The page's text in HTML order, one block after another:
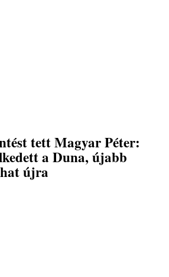
tett Magyar Péter:
a Duna, újabb
újra